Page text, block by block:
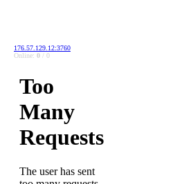
176.57.129.12:3760
Online: 0 / 0